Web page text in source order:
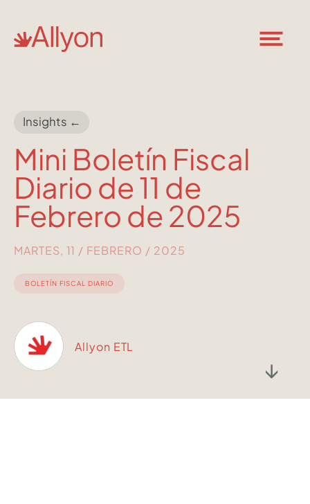
↓
Insights ←
Mini Boletín Fiscal
Diario de 11 de
Febrero de 2025
MARTES, 11 / FEBRERO / 2025
BOLETÍN FISCAL DIARIO
Allyon ETL